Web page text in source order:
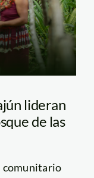
lideran
de las
comunitario